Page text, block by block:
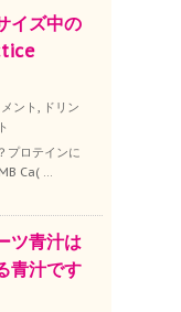
イズ中の
ント , ドリン
プロテインに
Ca( ...
ツ青汁は
青汁です